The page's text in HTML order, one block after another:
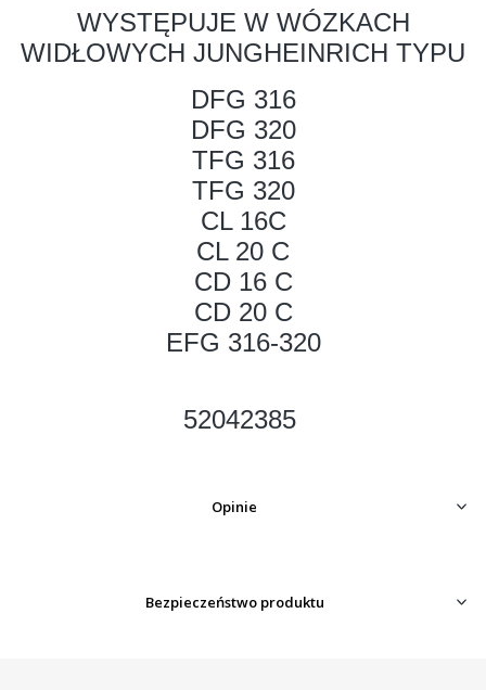
WYSTĘPUJE W WÓZKACH
WIDŁOWYCH JUNGHEINRICH TYPU
DFG 316
DFG 320
TFG 316
TFG 320
CL 16C
CL 20 C
CD 16 C
CD 20 C
EFG 316-320
52042385
Opinie
Bezpieczeństwo produktu